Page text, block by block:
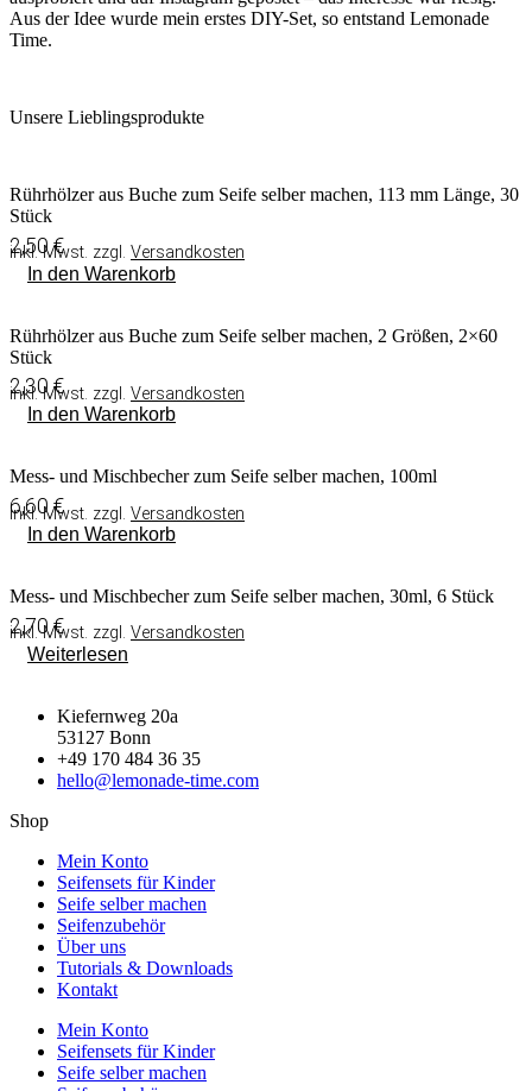
Aus der Idee wurde mein erstes DIY-Set, so entstand Lemonade
Time.
Unsere Lieblingsprodukte
Rührhölzer aus Buche zum Seife selber machen, 113 mm Länge, 30
Stück
2,50€
inkl. Mwst. zzgl. Versandkosten
In den Warenkorb
Rührhölzer aus Buche zum Seife selber machen, 2 Größen, 2×60
Stück
2,30€
inkl. Mwst. zzgl. Versandkosten
In den Warenkorb
Mess- und Mischbecher zum Seife selber machen, 100ml
6,60€
inkl. Mwst. zzgl. Versandkosten
In den Warenkorb
Mess- und Mischbecher zum Seife selber machen, 30ml, 6 Stück
2,70€
inkl. Mwst. zzgl. Versandkosten
Weiterlesen
Kiefernweg 20a
53127 Bonn
+49 170 484 36 35
hello@lemonade-time.com
Shop
Mein Konto
Seifensets für Kinder
Seife selber machen
Seifenzubehör
Über uns
Tutorials & Downloads
Kontakt
Mein Konto
Seifensets für Kinder
Seife selber machen